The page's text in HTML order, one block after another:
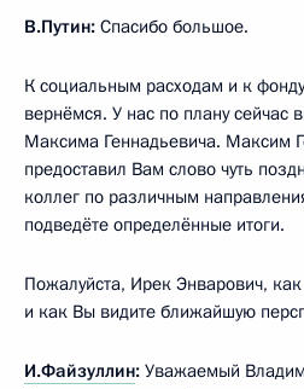
В.Путин: Спасибо большое.
К социальным расходам и к
вернёмся. У нас по плану сейчас
Максима Геннадьевича. Максим
предоставил Вам слово чуть
коллег по различным
подведёте определённые итоги.
Пожалуйста, Ирек Энварович, как
и как Вы видите ближайшую
И.Файзуллин: Уважаемый